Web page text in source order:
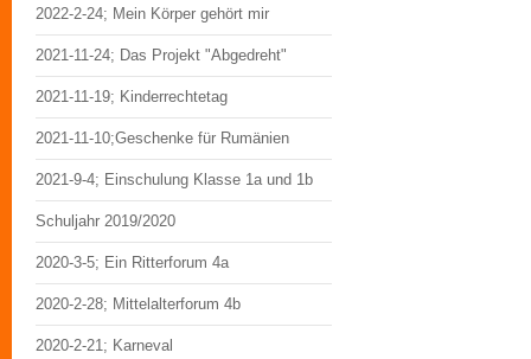
2022-2-24; Mein Körper gehört mir
2021-11-24; Das Projekt "Abgedreht"
2021-11-19; Kinderrechtetag
2021-11-10;Geschenke für Rumänien
2021-9-4; Einschulung Klasse 1a und 1b
Schuljahr 2019/2020
2020-3-5; Ein Ritterforum 4a
2020-2-28; Mittelalterforum 4b
2020-2-21; Karneval